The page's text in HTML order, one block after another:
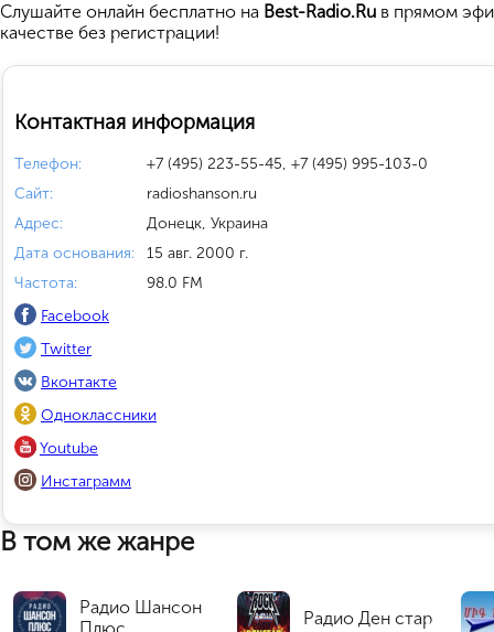
Cлушайте онлайн бесплатно на Best-Radio.Ru в прямом
качестве без регистрации!
Контактная информация
Телефон:
+7 (495) 223-55-45, +7 (495) 995-103-0
Сайт:
radioshanson.ru
Адрес:
Донецк, Украина
Дата основания:
15 авг. 2000 г.
Частота:
98.0 FM
Facebook
Twitter
Вконтакте
Одноклассники
Youtube
Инстаграмм
В том же жанре
Радио Шансон
Радио Ден стар